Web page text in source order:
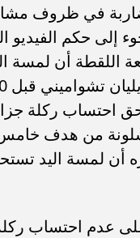
في ظروف
إلى حكم
اللقطة أن لمسة
احتساب ركلة
من هدف
أن لمسة اليد
عدم احتساب